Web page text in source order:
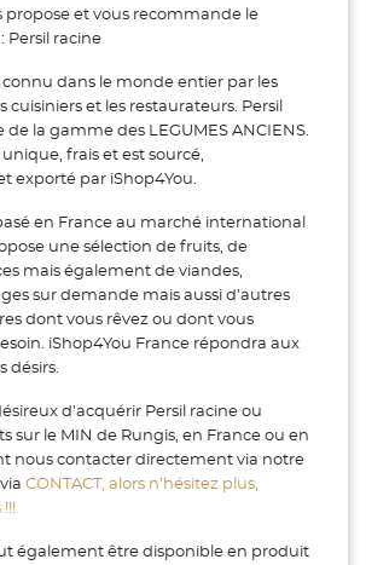
propose et vous recommande le
Persil racine
connu dans le monde entier par les
cuisiniers et les restaurateurs. Persil
de la gamme des LEGUMES ANCIENS.
unique, frais et est sourcé,
exporté par iShop4You.
en France au marché international
une sélection de fruits, de
mais également de viandes,
sur demande mais aussi d’autres
dont vous rêvez ou dont vous
iShop4You France répondra aux
désirs.
d'acquérir Persil racine ou
sur le MIN de Rungis, en France ou en
nous contacter directement via notre
CONTACT, alors n’hésitez plus,
également être disponible en produit